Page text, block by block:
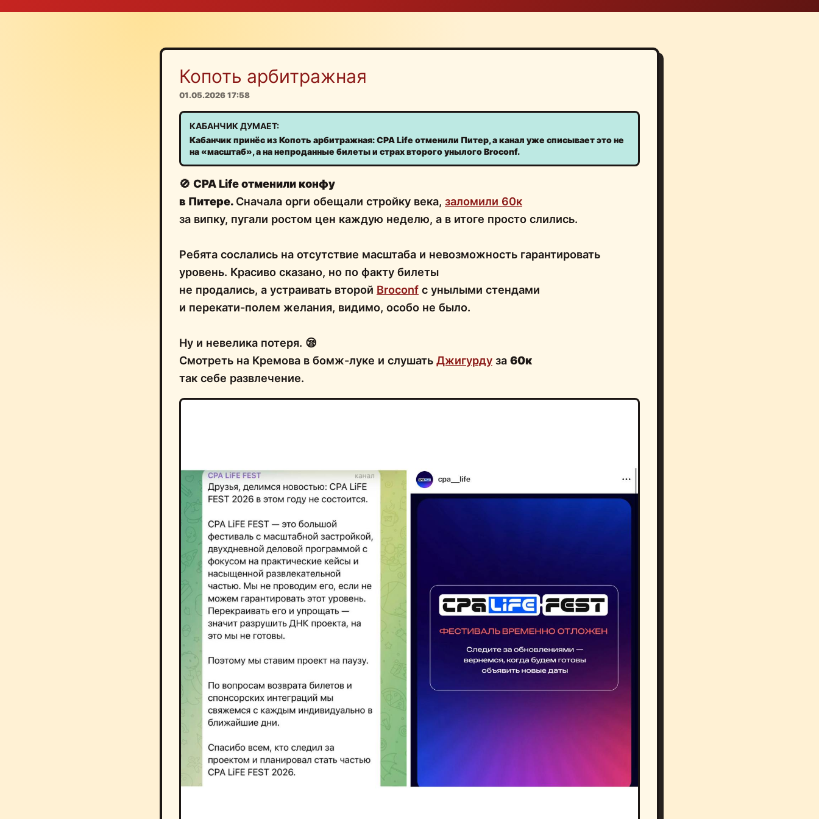
Копоть арбитражная
01.05.2026 17:58
КАБАНЧИК ДУМАЕТ:
Кабанчик принёс из Копоть арбитражная: CPA Life отменили Питер, а канал уже списывает это не
на «масштаб», а на непроданные билеты и страх второго унылого Broconf.
🚫 CPA Life отменили конфу
в Питере. Сначала орги обещали стройку века, заломили 60к
за випку, пугали ростом цен каждую неделю, а в итоге просто слились.
Ребята сослались на отсутствие масштаба и невозможность гарантировать
уровень. Красиво сказано, но по факту билеты
не продались, а устраивать второй Broconf с унылыми стендами
и перекати-полем желания, видимо, особо не было.
Ну и невелика потеря. 😪
Смотреть на Кремова в бомж-луке и слушать Джигурду за 60к
так себе развлечение.